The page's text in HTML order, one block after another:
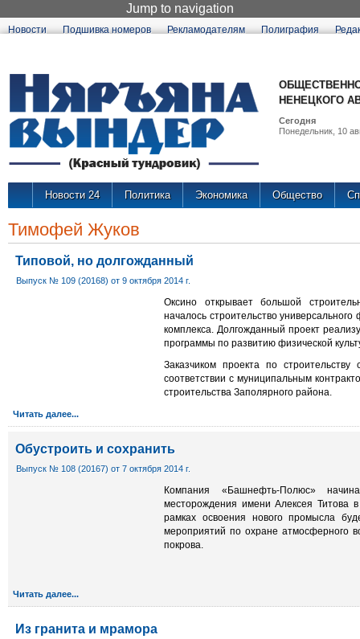
Jump to navigation
Новости Подшивка номеров Рекламодателям Полиграфия
НЕНЕЦКОГО
Сегодня
Понедельник, 10
Новости 24 Политика Экономика Общество
Тимофей Жуков
Типовой, но долгожданный
Выпуск № 109 (20168) от 9 октября 2014 г.
Оксино открывает большой
началось строительство универсального
комплекса. Долгожданный проект
программы по развитию физической
Заказчиком проекта по
соответствии с муниципальным
строительства Заполярного района.
Читать далее...
Обустроить и сохранить
Выпуск № 108 (20167) от 7 октября 2014 г.
Компания «Башнефть-Полюс»
месторождения имени Алексея Титова
рамках освоения нового промысла
мероприятий по охране атмосферного
покрова.
Читать далее...
Из гранита и мрамора